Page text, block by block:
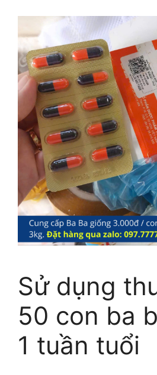
Sử dụng
50 con ba
1 tuần tuổi